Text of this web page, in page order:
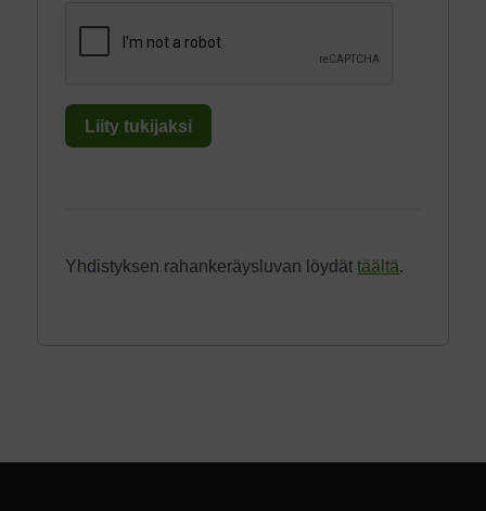
Liity tukijaksi
Yhdistyksen rahankeräysluvan löydättäältä.